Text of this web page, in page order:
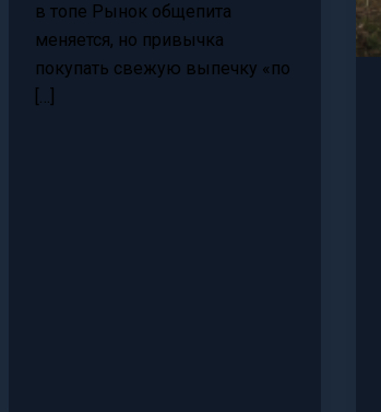
в топе Рынок общепита
меняется, но привычка
покупать свежую выпечку «по
[…]